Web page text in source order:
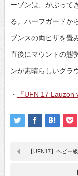
ーゾンは、がぶって
る。ハーフガードか
ブンスの両ヒザを畳
直後にマウントの態
ンが素晴らしいグラ
・ 『UFN 17
【UFN17】ヘビー